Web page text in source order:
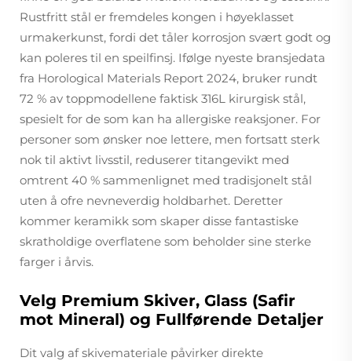
Rustfritt stål er fremdeles kongen i høyeklasset
urmakerkunst, fordi det tåler korrosjon svært godt og
kan poleres til en speilfinsj. Ifølge nyeste bransjedata
fra Horological Materials Report 2024, bruker rundt
72 % av toppmodellene faktisk 316L kirurgisk stål,
spesielt for de som kan ha allergiske reaksjoner. For
personer som ønsker noe lettere, men fortsatt sterk
nok til aktivt livsstil, reduserer titangevikt med
omtrent 40 % sammenlignet med tradisjonelt stål
uten å ofre nevneverdig holdbarhet. Deretter
kommer keramikk som skaper disse fantastiske
skratholdige overflatene som beholder sine sterke
farger i årvis.
Velg Premium Skiver, Glass (Safir
mot Mineral) og Fullførende Detaljer
Dit valg af skivemateriale påvirker direkte